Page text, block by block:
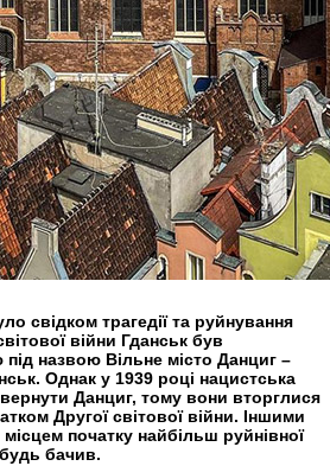
свідком трагедії та руйнування
війни Гданськ був
назвою Вільне місто Данциг –
Однак у 1939 році нацистська
Данциг, тому вони вторглися
Другої світової війни. Іншими
початку найбільш руйнівної
бачив.